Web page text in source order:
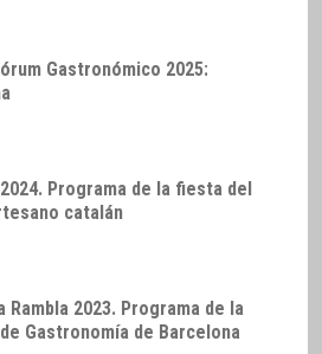
Gastronómico 2025:
Programa de la fiesta del
catalán
Rambla 2023. Programa de la
Gastronomía de Barcelona